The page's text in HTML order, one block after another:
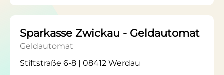
Sparkasse Zwickau - Geldautomat
Geldautomat
Stiftstraße 6-8 | 08412 Werdau